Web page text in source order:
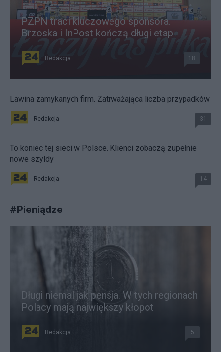
PZPN traci kluczowego sponsora.
Brzoska i InPost kończą długi etap
Redakcja 18
Lawina zamykanych firm. Zatrważająca liczba przypadków
Redakcja 31
To koniec tej sieci w Polsce. Klienci zobaczą zupełnie
nowe szyldy
Redakcja 14
#Pieniądze
Długi niemal jak pensja. W tych regionach
Polacy mają największy kłopot
Redakcja 5